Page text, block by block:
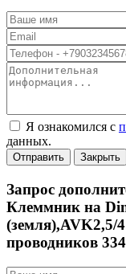
Я ознакомился с
данных.
Отправить Закрыть
Запрос
Клеммник на
(земля),AVK2,5/
проводников